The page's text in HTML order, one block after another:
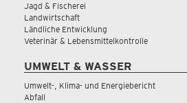
Jagd & Fischerei
Landwirtschaft
Ländliche Entwicklung
Veterinär & Lebensmittelkontrolle
UMWELT & WASSER
Umwelt-, Klima- und Energiebericht
Abfall